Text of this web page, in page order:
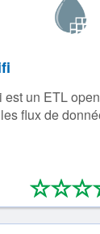
est un ETL
flux de
**